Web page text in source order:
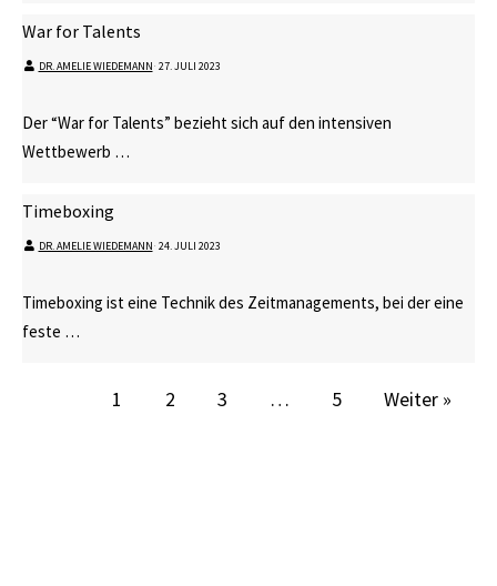
War for Talents
DR. AMELIE WIEDEMANN⋅ 27. JULI 2023
Der “War for Talents” bezieht sich auf den intensiven
Wettbewerb …
Timeboxing
DR. AMELIE WIEDEMANN⋅ 24. JULI 2023
Timeboxing ist eine Technik des Zeitmanagements, bei der eine
feste …
1 2 3 … 5 Weiter »